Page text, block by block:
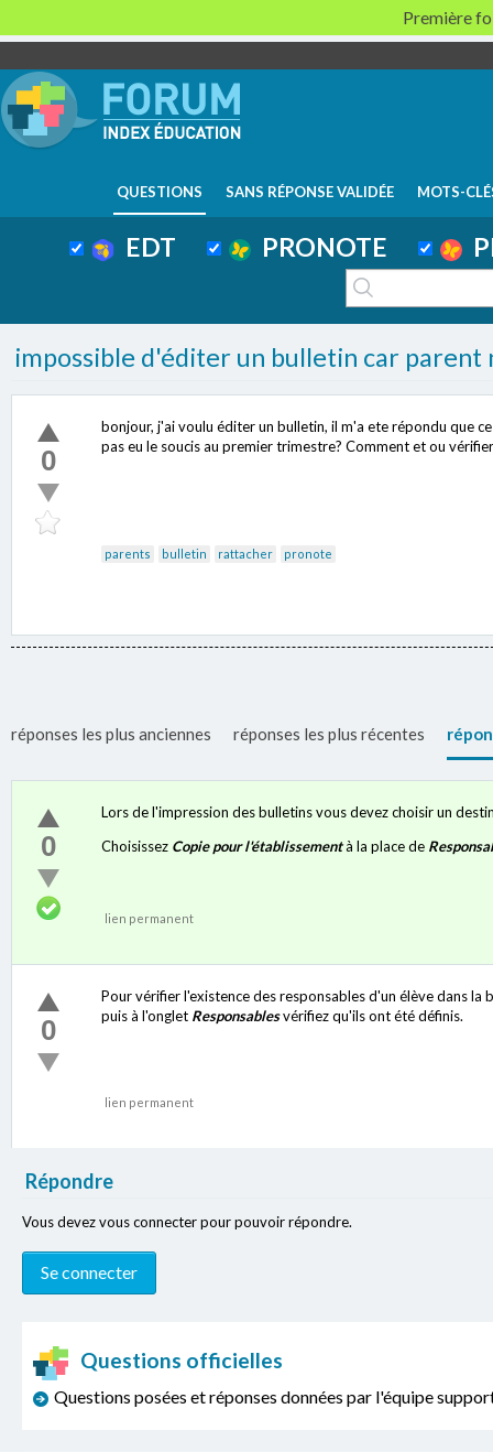
QUESTIONS SANS RÉPONSE VALIDÉE MOTS-
EDT PRONOTE
impossible d'éditer un bulletin car parent
0
bonjour, j'ai voulu éditer un bulletin, il m'a ete répondu que
pas eu le soucis au premier trimestre? Comment et ou
parents bulletin rattacher pronote
réponses les plus anciennes réponses les plus récentes
0
Lors de l'impression des bulletins vous devez choisir un
Choisissez Copie pour l'établissementà la place de
lien permanent
0
Pour vérifier l'existence des responsables d'un élève dans la
puis à l'onglet Responsablesvérifiez qu'ils ont été définis.
lien permanent
Répondre
Vous devez vous connecter pour pouvoir répondre.
Questions officielles
Questions posées et réponses données par l'équipe
Première